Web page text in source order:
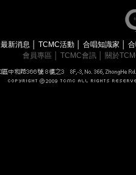
最新消息 TCMC活動 合唱知識家
會員專區
TCMC會訊 關於